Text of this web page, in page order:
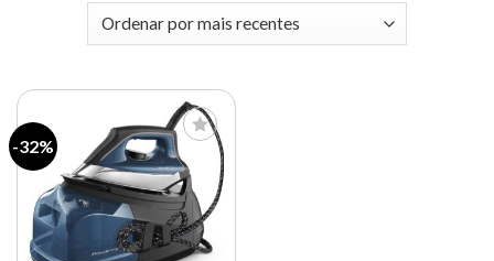
-32%
Lista de
compras